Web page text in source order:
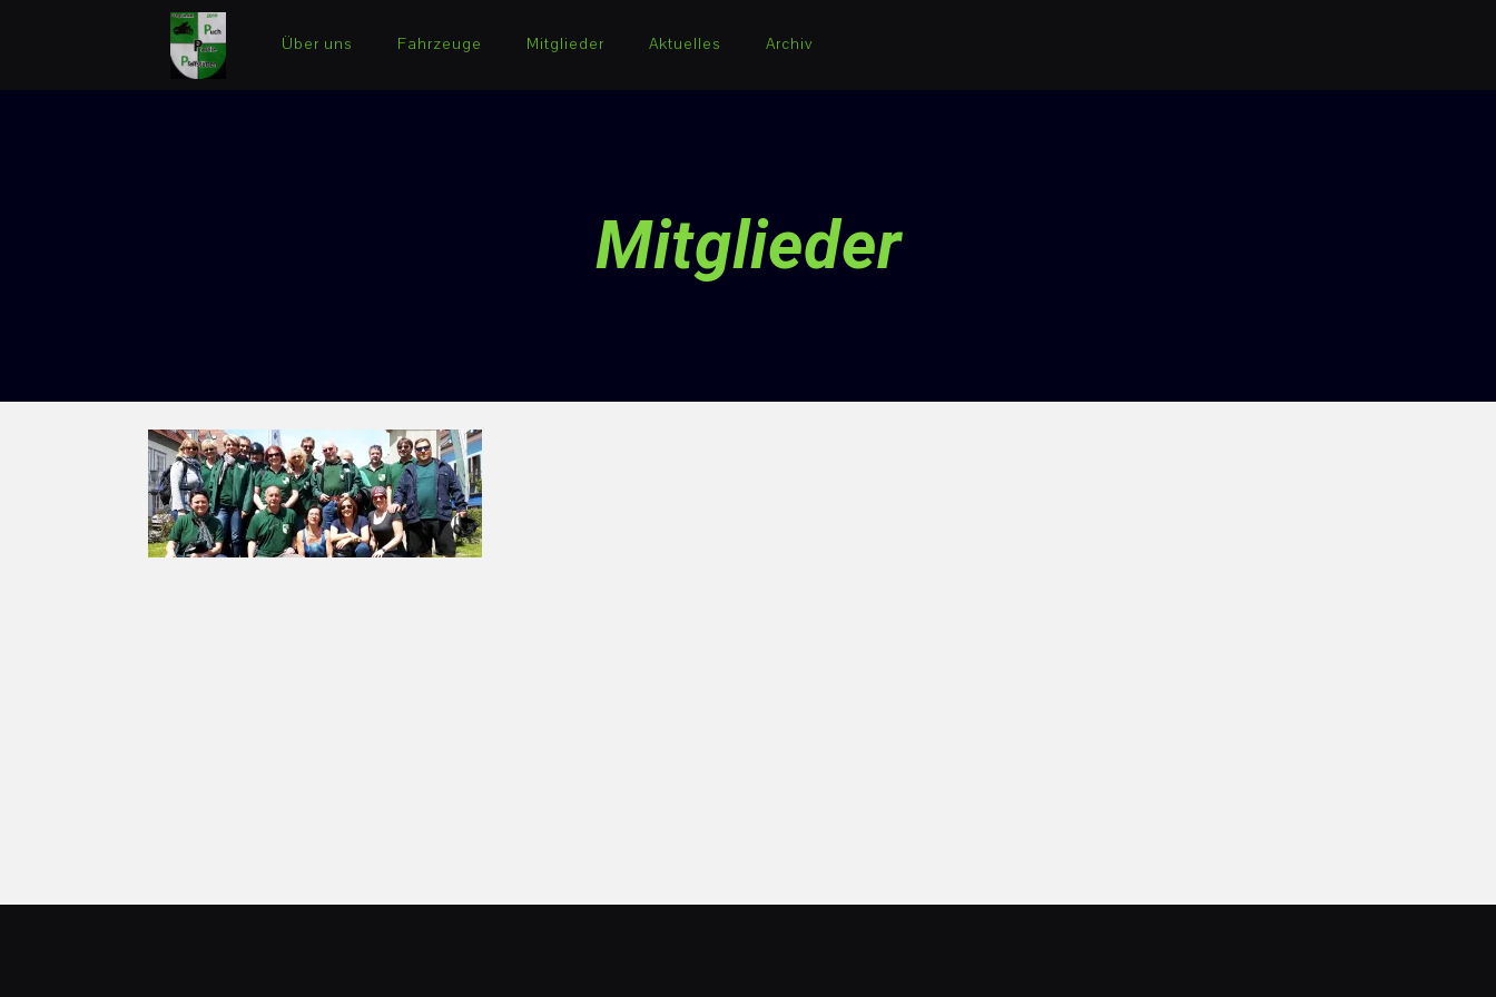
Über uns Fahrzeuge Mitglieder Aktuelles Archiv
Mitglieder